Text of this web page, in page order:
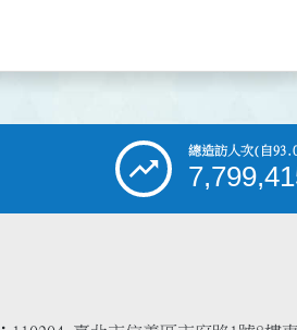
總造訪人次(自